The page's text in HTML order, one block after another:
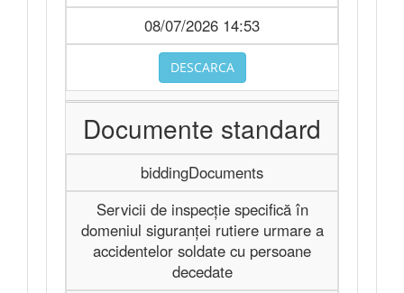
08/07/2026 14:53
DESCARCA
Documente standard
biddingDocuments
Servicii de inspecție specifică în
domeniul siguranței rutiere urmare a
accidentelor soldate cu persoane
decedate